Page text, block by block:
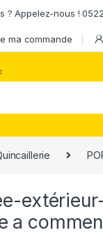
? Appelez-nous !
ma commande
a